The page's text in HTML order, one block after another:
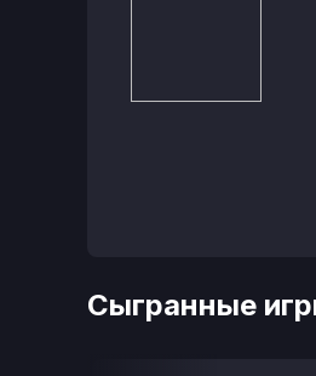
Сыгранные